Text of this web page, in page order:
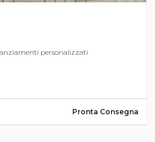
personalizzati
Pronta Consegna